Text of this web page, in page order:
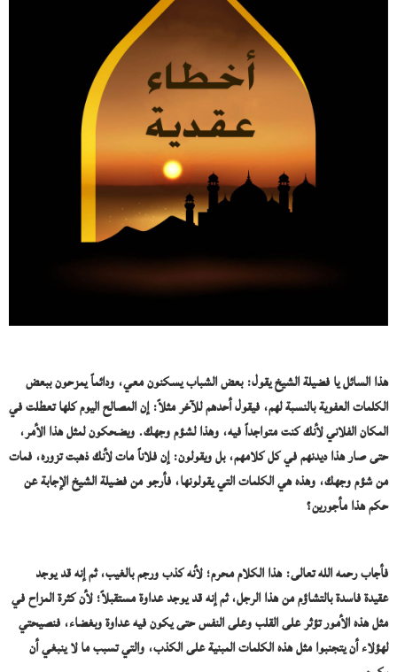
هذا السائل يا فضيلة الشيخ يقول: بعض الشباب يسكنون معي، ودائماً يمزحون ببعض
الكلمات العفوية بالنسبة لهم، فيقول أحدهم للآخر مثلاً: إن المصالح اليوم كلها تعطلت في
المكان الفلاني لأنك كنت متواجداً فيه، وهذا لشؤم وجهك. ويضحكون لمثل هذا الأمر،
حتى صار هذا ديدنهم في كل كلامهم، بل ويقولون: إن فلاناً مات لأنك ذهبت تزوره، فمات
من شؤم وجهك، وهذه هي الكلمات التي يقولونها، فأرجو من فضيلة الشيخ الإجابة عن
حكم هذا مأجورين؟
فأجاب رحمه الله تعالى: هذا الكلام محرم؛ لأنه كذب ورجم بالغيب، ثم إنه قد يوجد
عقيدة فاسدة بالتشاؤم من هذا الرجل، ثم إنه قد يوجد عداوة مستقبلاً؛ لأن كثرة المزاح في
مثل هذه الأمور تؤثر على القلب وعلى النفس حتى يكون فيه عداوة وبغضاء، فنصيحتي
لهؤلاء أن يتجنبوا مثل هذه الكلمات المبنية على الكذب، والتي تسبب ما لا ينبغي أن